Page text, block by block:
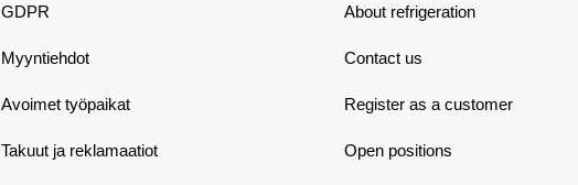
GDPR
Myyntiehdot
Avoimet työpaikat
Takuut ja reklamaatiot
About refrigeration
Contact us
Register as a customer
Open positions